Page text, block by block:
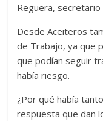
Reguera,
Desde Aceiteros
de Trabajo, ya que
que podían seguir
había riesgo.
¿Por qué había
respuesta que dan